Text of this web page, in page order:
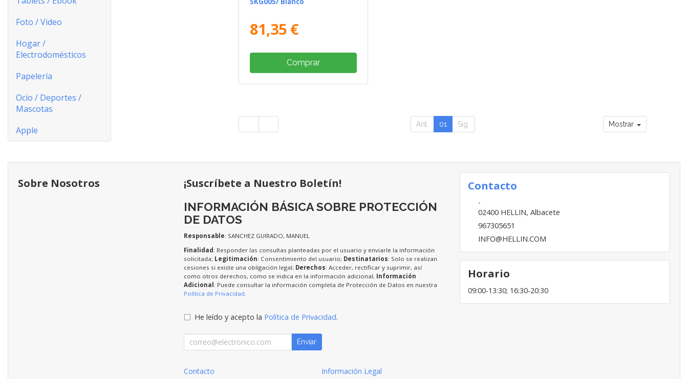
Foto / Video
Hogar /
Electrodomésticos
Papelería
Ocio / Deportes /
Mascotas
Apple
81,35 €
Comprar
Ant. 01 Sig. Mostrar
Sobre Nosotros
¡Suscríbete a Nuestro Boletín!
INFORMACIÓN BÁSICA SOBRE PROTECCIÓN
DE DATOS
Responsable: SANCHEZ GUIRADO, MANUEL
Finalidad : Responder las consultas planteadas por el usuario y enviarle la información
solicitada; Legitimación: Consentimiento del usuario; Destinatarios: Solo se realizan
cesiones si existe una obligación legal; Derechos: Acceder, rectificar y suprimir, así
como otros derechos, como se indica en la información adicional; Información
Adicional : Puede consultar la información completa de Protección de Datos en nuestra
Política de Privacidad.
He leído y acepto la Política de Privacidad.
Enviar
Contacto
Información Legal
Contacto
-
02400 HELLIN, Albacete
967305651
INFO@HELLIN.COM
Horario
09:00-13:30; 16:30-20:30